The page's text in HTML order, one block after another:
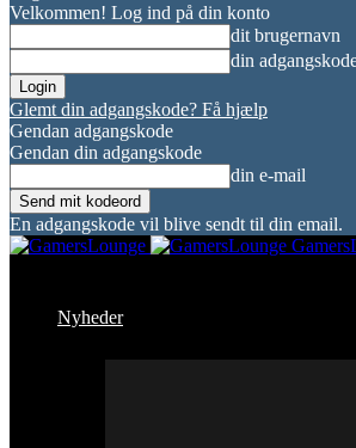
Velkommen! Log ind på din konto
dit brugernavn
din
Glemt din adgangskode? Få hjælp
Gendan adgangskode
Gendan din adgangskode
din e-mail
En adgangskode vil blive sendt til din email.
Nyheder